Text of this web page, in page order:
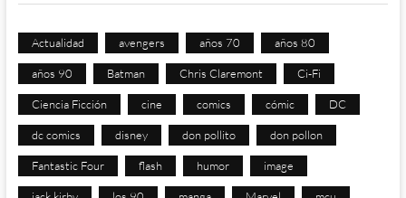
Actualidad avengers años 70 años 80
años 90 Batman Chris Claremont Ci-Fi
Ciencia Ficción cine comics cómic DC
dc comics disney don pollito don pollon
Fantastic Four flash humor image